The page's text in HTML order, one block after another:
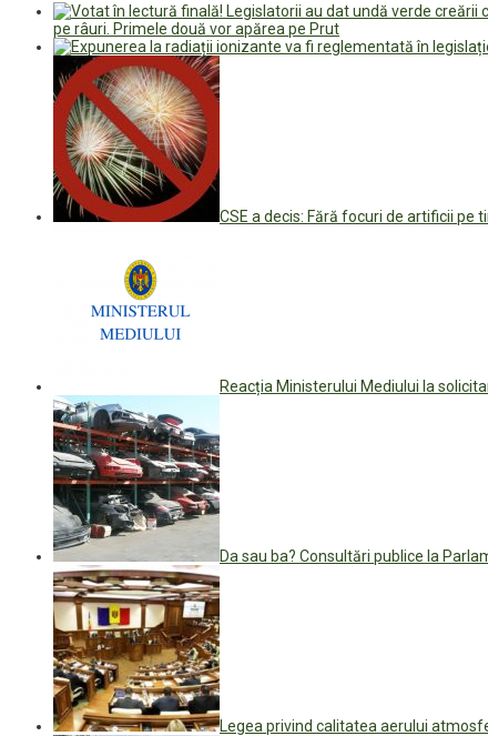
pe râuri. Primele două vor apărea pe Prut
CSE a decis: Fără focuri de artificii pe
Reacția Ministerului Mediului la
Da sau ba? Consultări publice la
Legea privind calitatea aerului